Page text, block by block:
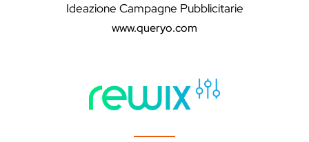
Ideazione Campagne Pubblicitarie
www.queryo.com